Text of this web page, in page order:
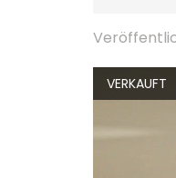
VERKAUFT